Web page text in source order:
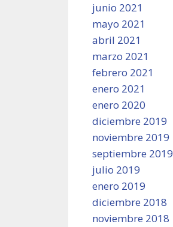
junio 2021
mayo 2021
abril 2021
marzo 2021
febrero 2021
enero 2021
enero 2020
diciembre 2019
noviembre 2019
septiembre 2019
julio 2019
enero 2019
diciembre 2018
noviembre 2018